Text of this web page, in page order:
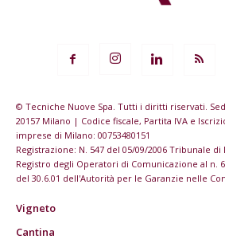
© Tecniche Nuove Spa. Tutti i diritti riservati.
20157 Milano | Codice fiscale, Partita IVA e
imprese di Milano: 00753480151
Registrazione: N. 547 del 05/09/2006 Tribunale
Registro degli Operatori di Comunicazione al n.
del 30.6.01 dell'Autorità per le Garanzie nelle
Vigneto
Cantina